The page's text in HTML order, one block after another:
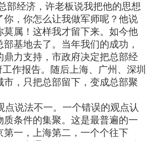
部经济，许老板说我把他的思想
，你怎么让我做军师呢？他说
属！这样我才留下来。如今他
基地去了。当年我们的成功，
力支持，市政府决定把总部经
作报告。随后上海、广州、深圳
，只把总部留下，变成总部聚
说法不一。一个错误的观点认
条件的集聚。这是最普遍的一
一，上海第二，一个个往下